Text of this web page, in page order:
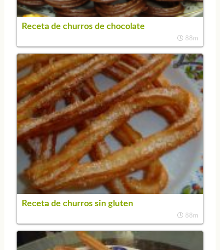
Receta de churros de chocolate
88m
Receta de churros sin gluten
88m